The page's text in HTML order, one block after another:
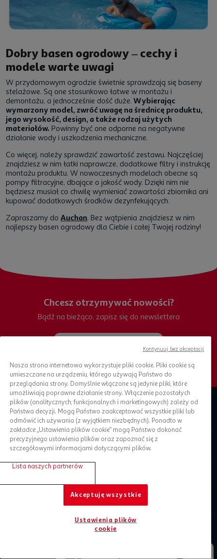
Dobry basen ogrodowy – cechy i
modele warte uwagi
W przydomowym ogrodzie świetnie sprawdzają się baseny
stelażowe. Są one stosunkowo łatwe w montażu i
demontażu, a jednocześnie dość duże. Wybierając
wymarzony model, zwróć uwagę na średnicę produktu,
jego wysokość, design, a także rodzaj użytych
materiałów. Powinny być one odporne na negatywne
działanie wody i uszkodzenia mechaniczne.
Co więcej, należy sprawdzić zawartość zestawu. Najczęściej
znajdziesz w nim łatki naprawcze, dodatkowe filtry i instrukcję
montażu produktu. W nowoczesnych modelach obecne są
pompy filtracyjne, dbające o jakość wody. Dzięki nim nie
będziesz musiał co chwilę wymieniać zawartości zbiornika ani
kupować dodatkowych środków dezynfekujących.
Zapraszamy do Auchan. Bez wątpienia znajdziesz w nim
najlepszy basen ogrodowy dla Ciebie i całej Twojej rodziny!
Chcesz otrzymywać nowości?
Bądź na bieżąco, zapisz się do newslettera
Zaplanuj zakupy
O Auchan
Informacje prawne
Nasza strona internetowa wykorzystuje pliki cookie. Pliki cookie są
umieszczane na urządzeniu, którego używają Państwo do
przeglądania strony. Domyślnie włączone są jedynie pliki, które
umożliwiają poprawne działanie strony. Włączenie pozostałych
plików (analitycznych, funkcjonalnych i marketingowych) zależy od
Państwa decyzji. Mogą Państwo zaakceptować wszystkie pliki lub
odmówić ich używania (z wyjątkiem niezbędnych). Ponadto w
zakładce „Ustawienia plików cookie” mogą Państwo dokonać
precyzyjnego ustawienia plików oraz zapoznać się z
szczegółowymi informacjami dotyczącymi plików.
Lista naszych partnerów
Akceptuję wszystkie
Ustawienia plików
cookie
Kontynuuj bez akceptacji